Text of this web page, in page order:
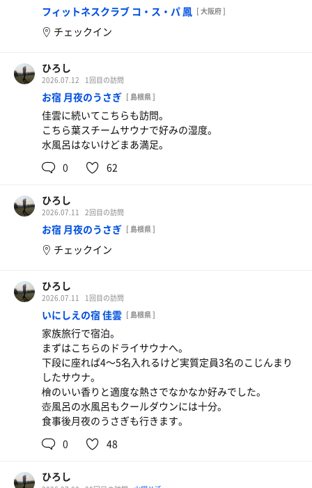
フィットネスクラブ コ・ス・パ 鳳 [ 大阪府 ]
チェックイン
ひろし
2026.07.12 1回目の訪問
お宿 月夜のうさぎ [ 島根県 ]
佳雲に続いてこちらも訪問。
こちら葉スチームサウナで好みの湿度。
水風呂はないけどまあ満足。
0
62
ひろし
2026.07.11 2回目の訪問
お宿 月夜のうさぎ [ 島根県 ]
チェックイン
ひろし
2026.07.11 1回目の訪問
いにしえの宿 佳雲 [ 島根県 ]
家族旅行で宿泊。
まずはこちらのドライサウナへ。
下段に座れば4〜5名入れるけど実質定員3名のこじんまり
したサウナ。
檜のいい香りと適度な熱さでなかなか好みでした。
壺風呂の水風呂もクールダウンには十分。
食事後月夜のうさぎも行きます。
0
48
ひろし